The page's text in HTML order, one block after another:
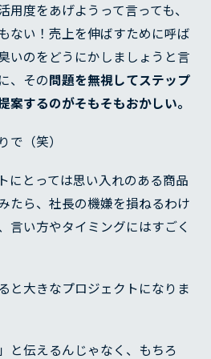
度をあげようって言っても、
ない！売上を伸ばすために呼ば
いのをどうにかしましょうと言
、その問題を無視してステップ
案するのがそもそもおかしい。
で（笑）
にとっては思い入れのある商品
たら、社長の機嫌を損ねるわけ
言い方やタイミングにはすごく
と大きなプロジェクトになりま
と伝えるんじゃなく、もちろ